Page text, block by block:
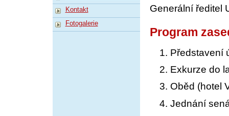
Generální ředitel
Program
Představení
Exkurze do
Oběd (hotel
Jednání
Kontakt
Fotogalerie